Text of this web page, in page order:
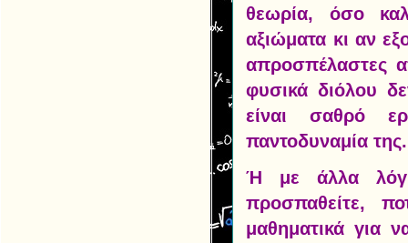
θεωρία, όσο
αξιώματα κι αν
απροσπέλαστες
φυσικά διόλου
είναι σαθρό
παντοδυναμία της.
Ή με άλλα
προσπαθείτε,
μαθηματικά για